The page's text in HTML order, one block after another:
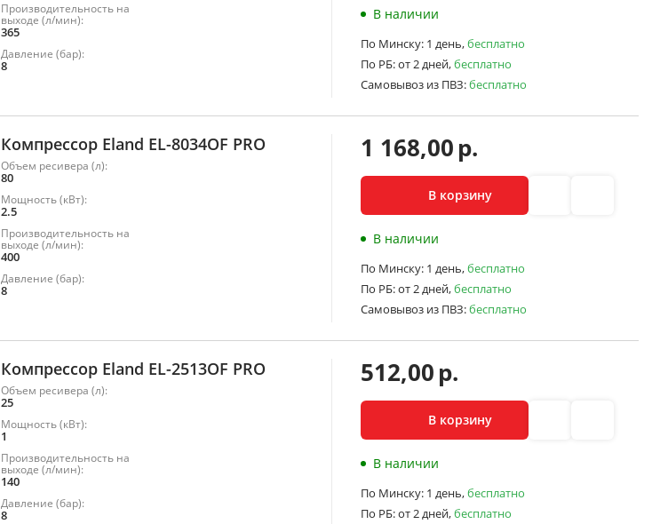
Производительность на
выходе (л/мин):
365
Давление (бар):
8
В наличии
По Минску: 1 день,бесплатно
По РБ:от 2 дней,бесплатно
Самовывоз из ПВЗ:бесплатно
Компрессор Eland EL-8034OF PRO
Объем ресивера (л):
80
Мощность (кВт):
2.5
Производительность на
выходе (л/мин):
400
Давление (бар):
8
1 168,00р.
В корзину
В наличии
По Минску: 1 день,бесплатно
По РБ:от 2 дней,бесплатно
Самовывоз из ПВЗ:бесплатно
Компрессор Eland EL-2513OF PRO
Объем ресивера (л):
25
Мощность (кВт):
1
Производительность на
выходе (л/мин):
140
Давление (бар):
8
512,00р.
В корзину
В наличии
По Минску: 1 день,бесплатно
По РБ:от 2 дней,бесплатно